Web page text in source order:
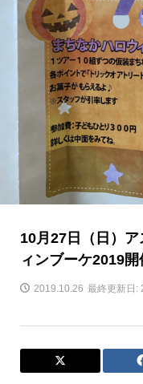
10月27日（日）
ィンブーケ2019開
2019.10.26 最終更新日: